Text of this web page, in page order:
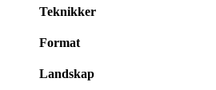
Teknikker
Format
Landskap